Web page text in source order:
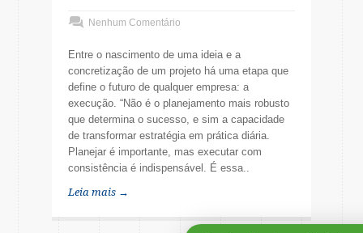
Nenhum Comentário
Entre o nascimento de uma ideia e a
concretização de um projeto há uma etapa que
define o futuro de qualquer empresa: a
execução. “Não é o planejamento mais robusto
que determina o sucesso, e sim a capacidade
de transformar estratégia em prática diária.
Planejar é importante, mas executar com
consistência é indispensável. É essa..
Leia mais →